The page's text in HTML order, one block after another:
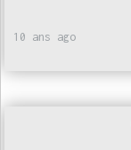
10 ans ago